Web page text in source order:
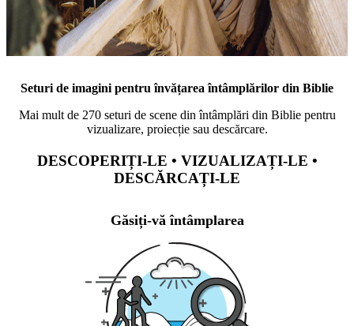
Seturi de imagini pentru învățarea întâmplărilor din Biblie
Mai mult de 270 seturi de scene din întâmplări din Biblie pentru
vizualizare, proiecție sau descărcare.
DESCOPERIȚI-LE • VIZUALIZAȚI-LE •
DESCĂRCAȚI-LE
Găsiți-vă întâmplarea